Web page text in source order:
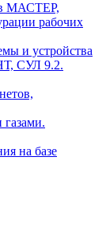
МАСТЕР,
рабочих
и устройства
СУЛ 9.2.
на базе